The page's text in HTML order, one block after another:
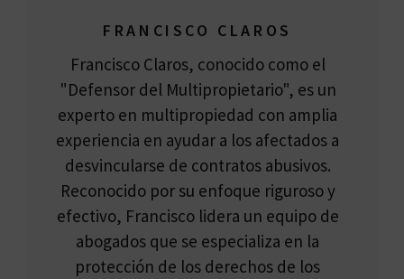
FRANCISCO CLAROS
Francisco Claros, conocido como el
"Defensor del Multipropietario", es un
experto en multipropiedad con amplia
experiencia en ayudar a los afectados a
desvincularse de contratos abusivos.
Reconocido por su enfoque riguroso y
efectivo, Francisco lidera un equipo de
abogados que se especializa en la
protección de los derechos de los